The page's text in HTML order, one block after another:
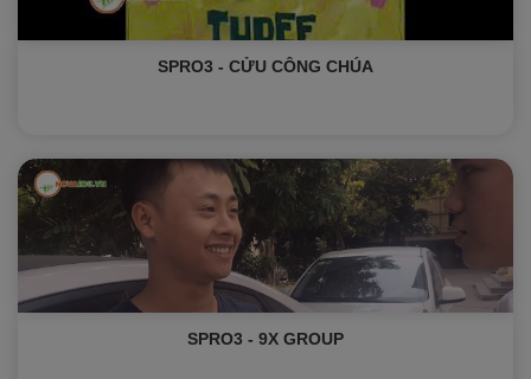
SPRO3 - CỬU CÔNG CHÚA
SPRO3 - 9X GROUP